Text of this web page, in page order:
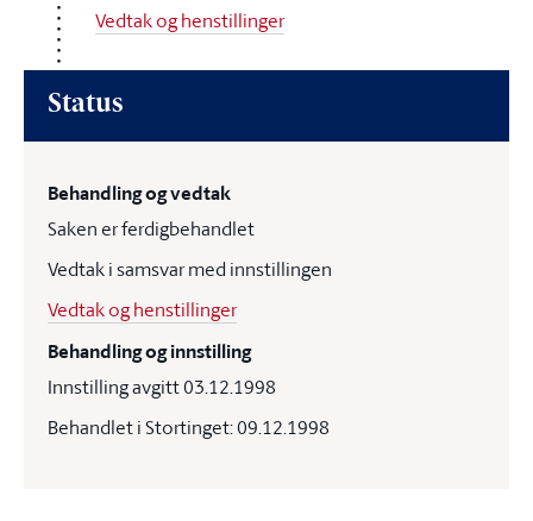
Vedtak og henstillinger
Status
Behandling og vedtak
Saken er ferdigbehandlet
Vedtak i samsvar med innstillingen
Vedtak og henstillinger
Behandling og innstilling
Innstilling avgitt 03.12.1998
Behandlet i Stortinget: 09.12.1998